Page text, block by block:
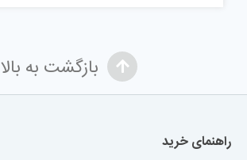
بازگشت به بالا
راهنمای خرید